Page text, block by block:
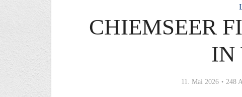
CHIEMSEER
IN
11. Mai 2026 248